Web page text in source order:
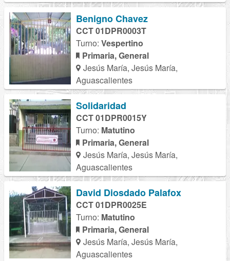
Benigno Chavez
CCT 01DPR0003T
Turno: Vespertino
Primaria, General
Jesús María, Jesús María,
Aguascalientes
Solidaridad
CCT 01DPR0015Y
Turno: Matutino
Primaria, General
Jesús María, Jesús María,
Aguascalientes
David Diosdado Palafox
CCT 01DPR0025E
Turno: Matutino
Primaria, General
Jesús María, Jesús María,
Aguascalientes